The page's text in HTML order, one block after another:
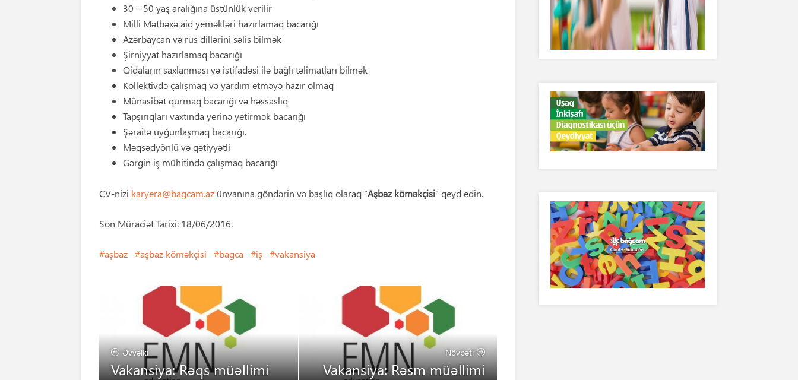
30 – 50 yaş aralığına üstünlük verilir
Milli Mətbəxə aid yeməkləri hazırlamaq bacarığı
Azərbaycan və rus dillərini səlis bilmək
Şirniyyat hazırlamaq bacarığı
Qidaların saxlanması və istifadəsi ilə bağlı təlimatları bilmək
Kollektivdə çalışmaq və yardım etməyə hazır olmaq
Münasibət qurmaq bacarığı və həssaslıq
Tapşırıqları vaxtında yerinə yetirmək bacarığı
Şəraitə uyğunlaşmaq bacarığı.
Məqsədyönlü və qətiyyətli
Gərgin iş mühitində çalışmaq bacarığı
CV-nizi karyera@bagcam.az ünvanına göndərin və başlıq olaraq “Aşbaz köməkçisi” qeyd edin.
Son Müraciət Tarixi: 18/06/2016.
aşbaz aşbaz köməkçisi bagca iş vakansiya
Əvvəlki
Vakansiya: Rəqs müəllimi
Növbəti
Vakansiya: Rəsm müəllimi